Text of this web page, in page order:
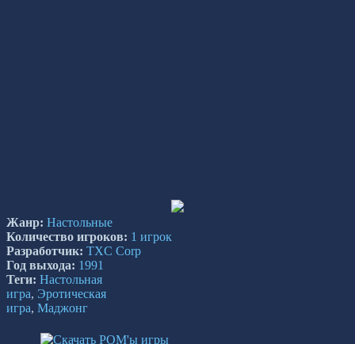
Жанр: Настольные
Количество игроков: 1 игрок
Разработчик: TXC Corp
Год выхода: 1991
Теги: Настольная
игра, Эротическая
игра, Маджонг